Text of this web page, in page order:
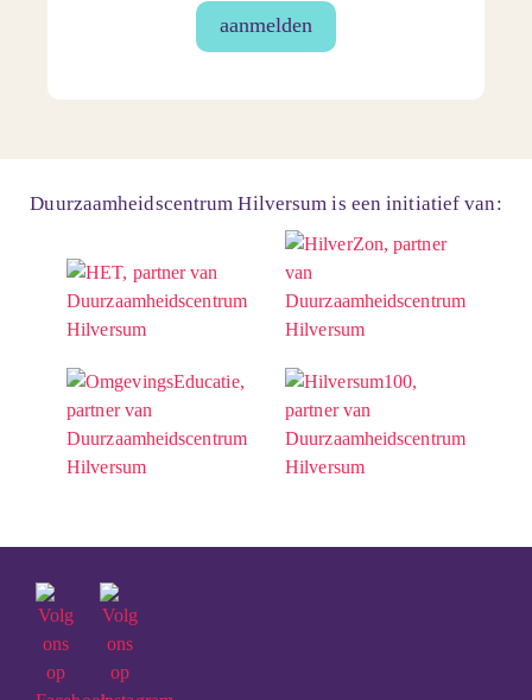
aanmelden
Duurzaamheidscentrum Hilversum is een initiatief van: